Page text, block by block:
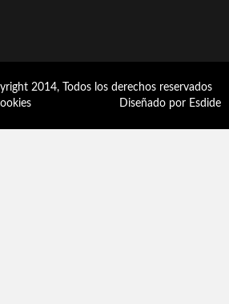
2014, Todos los derechos reservados
Diseñado por Esdide